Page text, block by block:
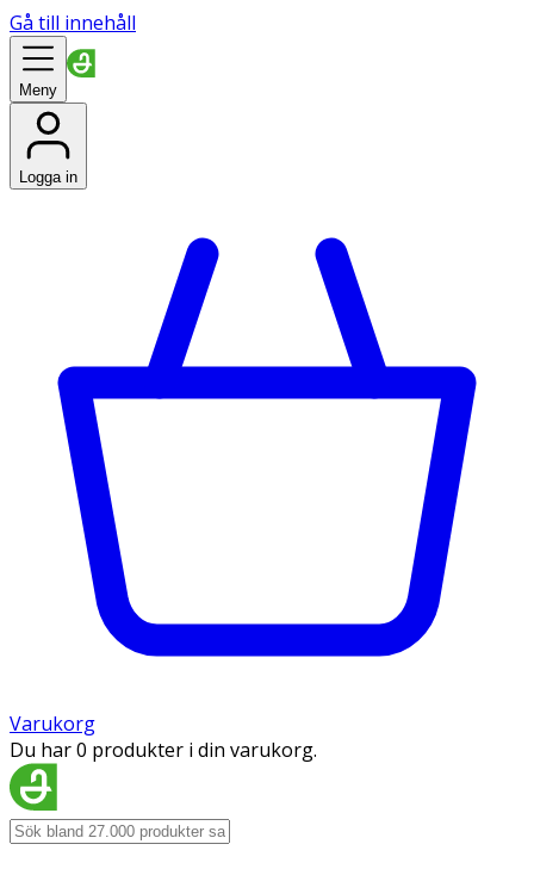
Gå till innehåll
Meny
Logga in
Varukorg
Du har 0 produkter i din varukorg.